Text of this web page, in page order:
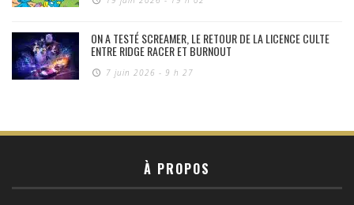
ON A TESTÉ SCREAMER, LE RETOUR DE LA LICENCE CULTE
ENTRE RIDGE RACER ET BURNOUT
7 juin 2026 - 9 h 27
À PROPOS